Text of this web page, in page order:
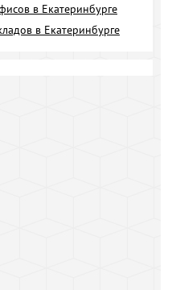
в Екатеринбурге
в Екатеринбурге